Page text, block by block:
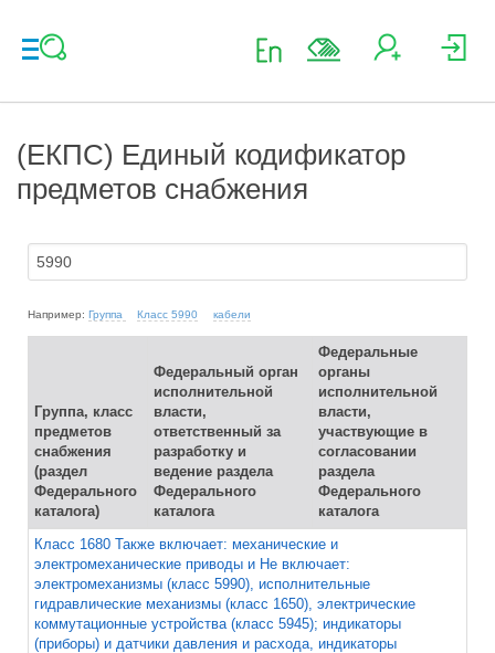
(ЕКПС) Единый кодификатор
предметов снабжения
Например: Группа Класс 5990 кабели
Группа, класс
предметов
снабжения
(раздел
Федерального
каталога)
Федеральный орган
исполнительной
власти,
ответственный за
разработку и
ведение раздела
Федерального
каталога
Федеральные
органы
исполнительной
власти,
участвующие в
согласовании
раздела
Федерального
каталога
Класс 1680 Также включает: механические и
электромеханические приводы и Не включает:
электромеханизмы (класс 5990), исполнительные
гидравлические механизмы (класс 1650), электрические
коммутационные устройства (класс 5945); индикаторы
(приборы) и датчики давления и расхода, индикаторы